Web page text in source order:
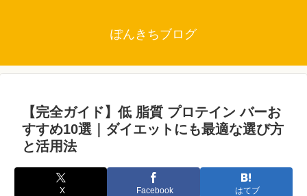
ぽんきちブログ
【完全ガイド】低 脂質 プロテイン バーお
すすめ10選｜ダイエットにも最適な選び方
と活用法
X Facebook はてブ